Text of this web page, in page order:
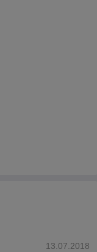
13.07.2018